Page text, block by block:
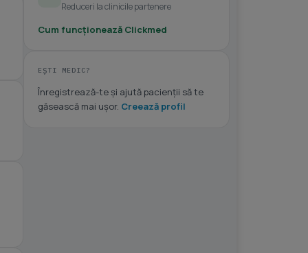
Reduceri la clinicile partenere
Cum funcționează Clickmed
EȘTI MEDIC?
Înregistrează-te și ajută pacienții să te
găsească mai ușor. Creează profil